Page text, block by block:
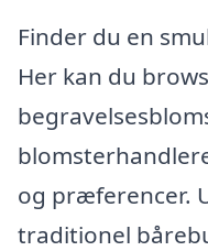
Finder du en
Her kan du
og præferencer.
traditionel